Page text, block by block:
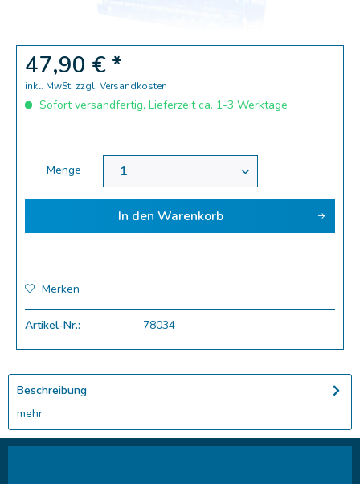
47,90 € *
inkl. MwSt. zzgl. Versandkosten
Sofort versandfertig, Lieferzeit ca. 1-3 Werktage
Menge
In den Warenkorb
Merken
Artikel-Nr.: 78034
Beschreibung
mehr